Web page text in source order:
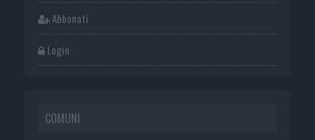
Abbonati
Login
COMUNI